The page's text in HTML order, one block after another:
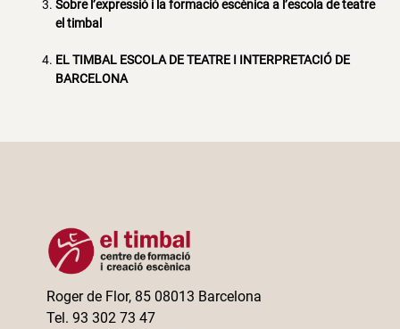
Sobre l’expressió i la formació escènica a l’escola de teatre
el timbal
EL TIMBAL ESCOLA DE TEATRE I INTERPRETACIÓ DE
BARCELONA
Roger de Flor, 85 08013 Barcelona
Tel. 93 302 73 47